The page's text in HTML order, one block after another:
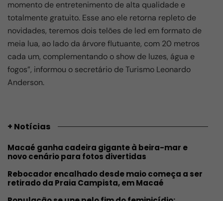
momento de entretenimento de alta qualidade e
totalmente gratuito. Esse ano ele retorna repleto de
novidades, teremos dois telões de led em formato de
meia lua, ao lado da árvore flutuante, com 20 metros
cada um, complementando o show de luzes, água e
fogos”, informou o secretário de Turismo Leonardo
Anderson.
+ Notícias
Macaé ganha cadeira gigante à beira-mar e
novo cenário para fotos divertidas
Rebocador encalhado desde maio começa a ser
retirado da Praia Campista, em Macaé